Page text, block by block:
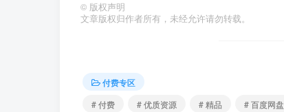
© 版权声明
文章版权归作者所有，未经允许请勿转载。
付费专区
# 付费
# 优质资源 # 精品 # 百度网盘